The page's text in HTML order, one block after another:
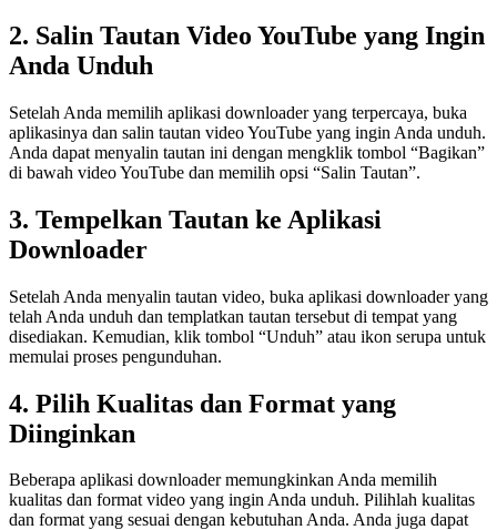
2. Salin Tautan Video YouTube yang Ingin
Anda Unduh
Setelah Anda memilih aplikasi downloader yang terpercaya, buka
aplikasinya dan salin tautan video YouTube yang ingin Anda unduh.
Anda dapat menyalin tautan ini dengan mengklik tombol “Bagikan”
di bawah video YouTube dan memilih opsi “Salin Tautan”.
3. Tempelkan Tautan ke Aplikasi
Downloader
Setelah Anda menyalin tautan video, buka aplikasi downloader yang
telah Anda unduh dan templatkan tautan tersebut di tempat yang
disediakan. Kemudian, klik tombol “Unduh” atau ikon serupa untuk
memulai proses pengunduhan.
4. Pilih Kualitas dan Format yang
Diinginkan
Beberapa aplikasi downloader memungkinkan Anda memilih
kualitas dan format video yang ingin Anda unduh. Pilihlah kualitas
dan format yang sesuai dengan kebutuhan Anda. Anda juga dapat